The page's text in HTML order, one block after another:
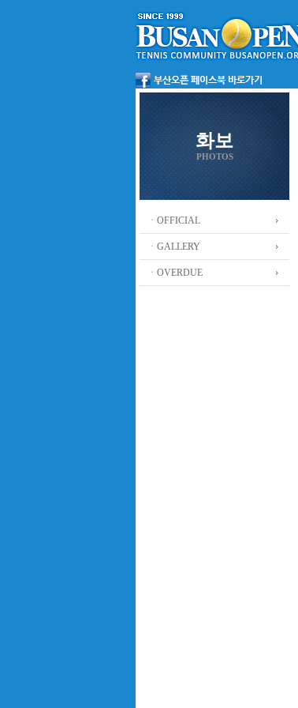
화보
PHOTOS
ㆍOFFICIAL
ㆍGALLERY
ㆍOVERDUE